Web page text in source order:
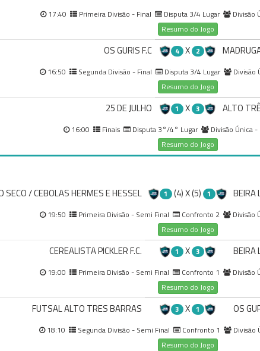
17:40 Primeira Divisão - Final Disputa 3/4 Lugar
Divisão
Resumo do Jogo
OS GURIS F.C 4 X 2
16:50 Segunda Divisão - Final Disputa 3/4 Lugar
Divisão
Resumo do Jogo
25 DE JULHO 1 X 3 ALTO
16:00 Finais Disputa 3°/4° Lugar
Divisão Única
Resumo do Jogo
SECO / CEBOLAS HERMES E HESSEL
1 (4) X (5) 1 BEIRA
19:50 Primeira Divisão - Semi Final Confronto 2
Divisão
Resumo do Jogo
CEREALISTA PICKLER F.C. 1 X 3 BEIRA
19:00 Primeira Divisão - Semi Final Confronto 1
Divisão
Resumo do Jogo
FUTSAL ALTO TRES BARRAS 3 X 1 OS
18:10 Segunda Divisão - Semi Final Confronto 1
Divisão
Resumo do Jogo